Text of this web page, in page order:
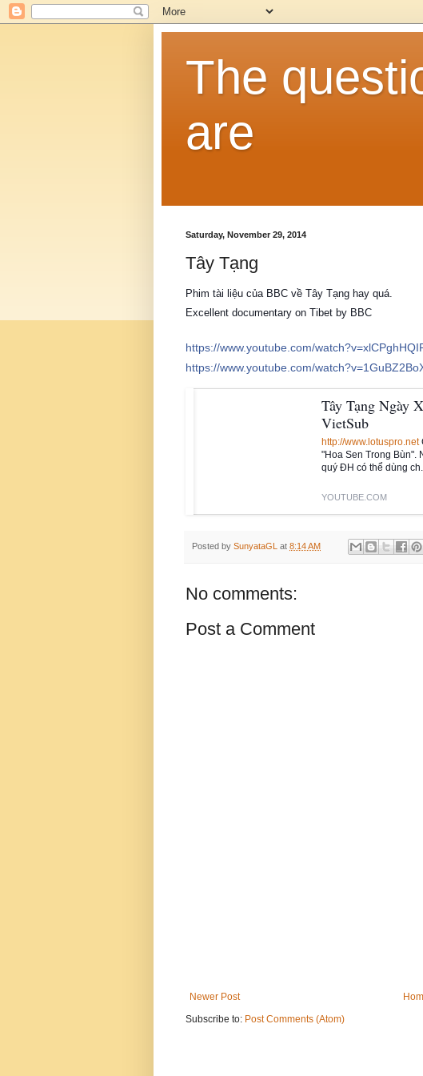
The
are
Saturday, November 29, 2014
Tây Tạng
Phim tài liệu của BBC về Tây Tạng hay quá.
Excellent documentary on Tibet by BBC
https://www.youtube.com/
https://www.youtube.com/
Tây Tạng Ngày
VietSub
http://www.lotuspro.net
"Hoa Sen Trong Bùn".
quý ĐH có thể dùng ch...
YOUTUBE.COM
Posted by SunyataGL at 8:14 AM
No comments:
Post a Comment
Newer Post
Subscribe to: Post Comments (Atom)